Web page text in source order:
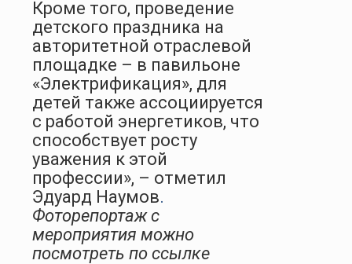
Кроме того, проведение
детского праздника на
авторитетной отраслевой
площадке – в павильоне
«Электрификация», для
детей также ассоциируется
с работой энергетиков, что
способствует росту
уважения к этой
профессии», – отметил
Эдуард Наумов.
Фоторепортаж с
мероприятия можно
посмотреть по ссылке